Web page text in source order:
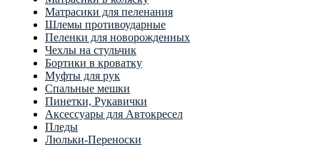
Матрасики для пеленания
Шлемы противоударные
Пеленки для новорожденных
Чехлы на стульчик
Бортики в кроватку
Муфты для рук
Спальные мешки
Пинетки, Рукавички
Аксессуары для Автокресел
Пледы
Люльки-Переноски